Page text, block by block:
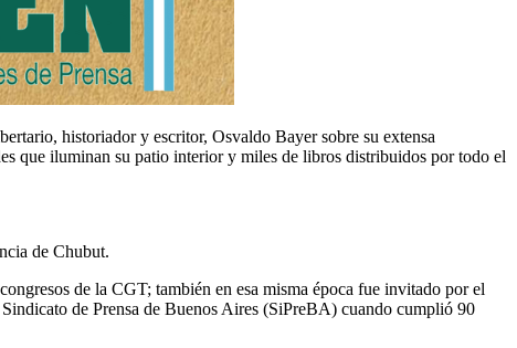
historiador y escritor, Osvaldo Bayer sobre su extensa
que iluminan su patio interior y miles de libros distribuidos por todo el
de Chubut.
de la CGT; también en esa misma época fue invitado por el
de Prensa de Buenos Aires (SiPreBA) cuando cumplió 90